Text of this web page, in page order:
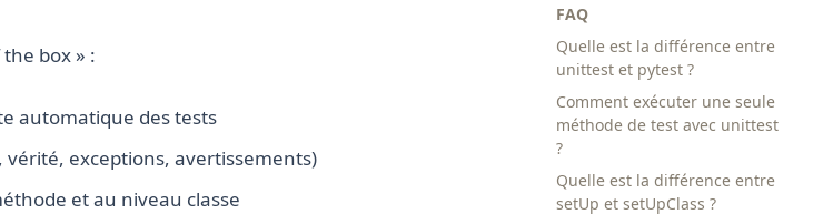
FAQ
Quelle est la différence entre
unittest et pytest ?
Comment exécuter une seule
méthode de test avec unittest
?
Quelle est la différence entre
setUp et setUpClass ?
box » :
automatique des tests
vérité, exceptions, avertissements)
et au niveau classe